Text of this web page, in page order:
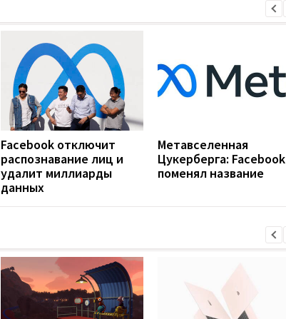
Facebook отключит
распознавание лиц и
удалит миллиарды
данных
Метавселенная
Цукерберга: Facebook
поменял название